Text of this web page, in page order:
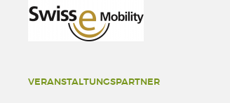
VERANSTALTUNGSPARTNER